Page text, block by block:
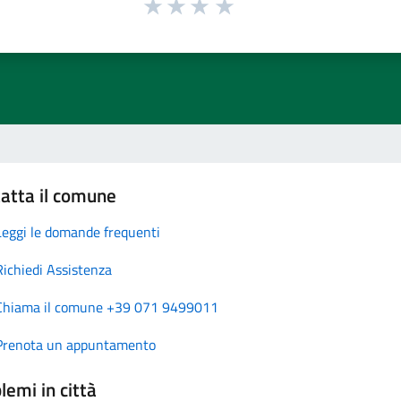
il comune
le domande frequenti
Assistenza
il comune +39 071 9499011
un appuntamento
in città